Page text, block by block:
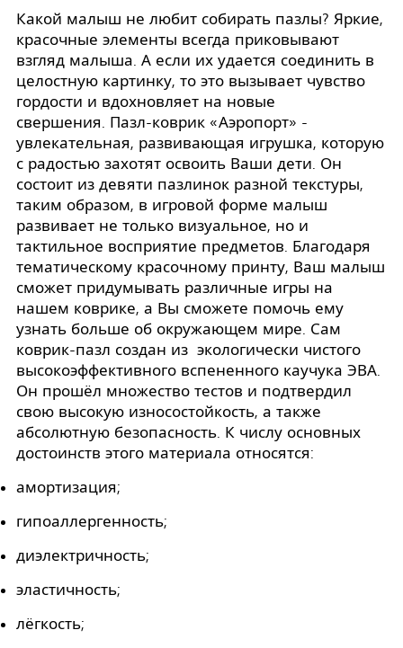
Какой малыш не любит собирать пазлы? Яркие,
красочные элементы всегда приковывают
взгляд малыша. А если их удается соединить в
целостную картинку, то это вызывает чувство
гордости и вдохновляет на новые
свершения. Пазл-коврик «Аэропорт» -
увлекательная, развивающая игрушка, которую
с радостью захотят освоить Ваши дети. Он
состоит из девяти пазлинок разной текстуры,
таким образом, в игровой форме малыш
развивает не только визуальное, но и
тактильное восприятие предметов. Благодаря
тематическому красочному принту, Ваш малыш
сможет придумывать различные игры на
нашем коврике, а Вы сможете помочь ему
узнать больше об окружающем мире. Сам
коврик-пазл создан из экологически чистого
высокоэффективного вспененного каучука ЭВА.
Он прошёл множество тестов и подтвердил
свою высокую износостойкость, а также
абсолютную безопасность. К числу основных
достоинств этого материала относятся:
амортизация;
гипоаллергенность;
диэлектричность;
эластичность;
лёгкость;